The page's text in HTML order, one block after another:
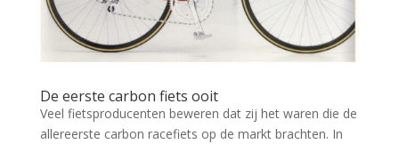
De eerste carbon fiets ooit
Veel fietsproducenten beweren dat zij het waren die de
allereerste carbon racefiets op de markt brachten. In